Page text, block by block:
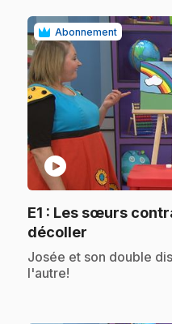
Abonnement
play_circle
E1 : Les sœurs
décoller
.Josée et son double
l'autre!